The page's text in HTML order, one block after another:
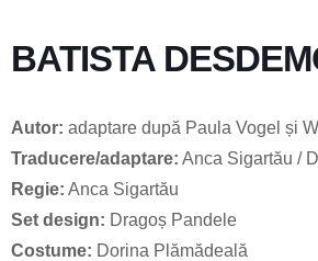
BATISTA
Autor: adaptare după Paula Vogel și
Traducere/adaptare: Anca Sigartău /
Regie: Anca Sigartău
Set design: Dragoș Pandele
Costume: Dorina Plămădeală